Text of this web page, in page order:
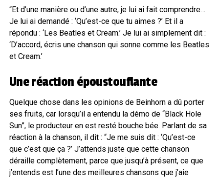
“Et d’une manière ou d’une autre, je lui ai fait comprendre…
Je lui ai demandé : ‘Qu’est-ce que tu aimes ?’ Et il a
répondu : ‘Les Beatles et Cream.’ Je lui ai simplement dit :
‘D’accord, écris une chanson qui sonne comme les Beatles
et Cream.’
Une réaction époustouflante
Quelque chose dans les opinions de Beinhorn a dû porter
ses fruits, car lorsqu’il a entendu la démo de “Black Hole
Sun”, le producteur en est resté bouche bée. Parlant de sa
réaction à la chanson, il dit : “Je me suis dit : ‘Qu’est-ce
que c’est que ça ?’ J’attends juste que cette chanson
déraille complètement, parce que jusqu’à présent, ce que
j’entends est l’une des meilleures chansons que j’aie